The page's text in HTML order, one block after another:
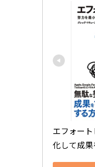
エフォー
化して成